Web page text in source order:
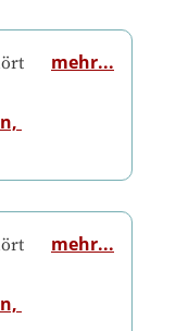
mehr...
mehr...